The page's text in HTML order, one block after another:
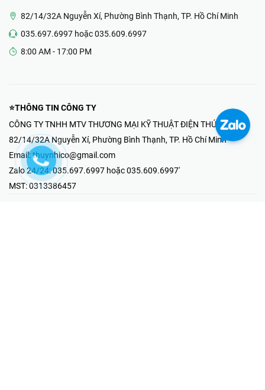
82/14/32A Nguyễn Xí, Phường Bình Thạnh, TP. Hồ Chí Minh
035.697.6997 hoặc 035.609.6997
8:00 AM - 17:00 PM
⭐THÔNG TIN CÔNG TY
CÔNG TY TNHH MTV THƯƠNG MẠI KỸ THUẬT ĐIỆN THÚY NHI
82/14/32A Nguyễn Xí, Phường Bình Thạnh, TP. Hồ Chí Minh
Email: thuynhico@gmail.com
Zalo 24/24:035.697.6997 hoặc 035.609.6997'
MST:0313386457